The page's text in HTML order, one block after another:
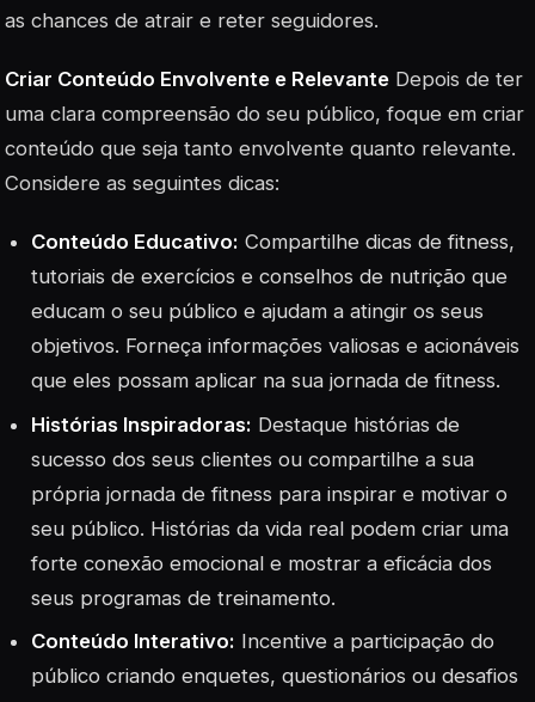
as chances de atrair e reter seguidores.
Criar Conteúdo Envolvente e Relevante Depois de ter
uma clara compreensão do seu público, foque em criar
conteúdo que seja tanto envolvente quanto relevante.
Considere as seguintes dicas:
Conteúdo Educativo: Compartilhe dicas de fitness,
tutoriais de exercícios e conselhos de nutrição que
educam o seu público e ajudam a atingir os seus
objetivos. Forneça informações valiosas e acionáveis
que eles possam aplicar na sua jornada de fitness.
Histórias Inspiradoras: Destaque histórias de
sucesso dos seus clientes ou compartilhe a sua
própria jornada de fitness para inspirar e motivar o
seu público. Histórias da vida real podem criar uma
forte conexão emocional e mostrar a eficácia dos
seus programas de treinamento.
Conteúdo Interativo: Incentive a participação do
público criando enquetes, questionários ou desafios